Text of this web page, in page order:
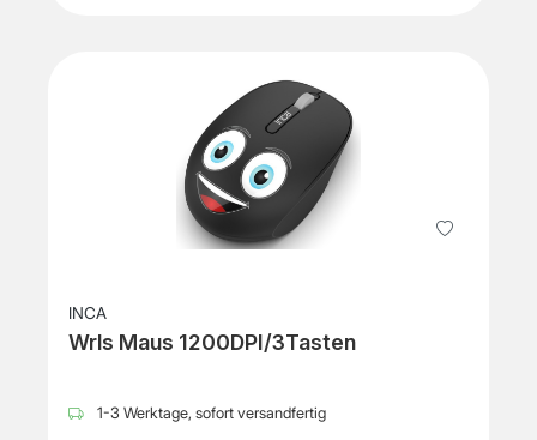
INCA
Wrls Maus 1200DPI/3Tasten
1-3 Werktage, sofort versandfertig